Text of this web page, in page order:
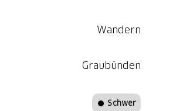
Wandern
Graubünden
Schwer